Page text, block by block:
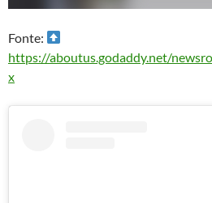
Fonte:
https://aboutus.godaddy.net/
x